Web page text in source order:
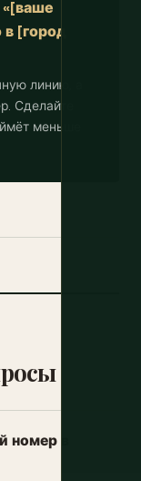
[город
линию, а
Сделайте
меньше
номер в